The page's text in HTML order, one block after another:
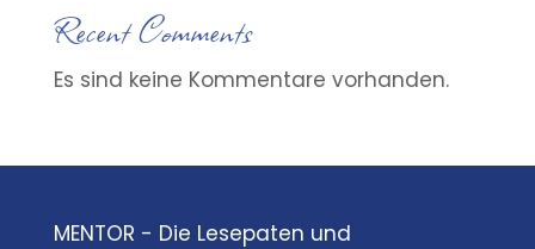
Recent Comments
Es sind keine Kommentare vorhanden.
MENTOR - Die Lesepaten und